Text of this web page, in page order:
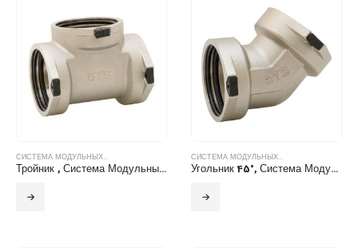
СИСТЕМА МОДУЛЬНЫХ...
Тройник , Система Модульных Фитингов БТС
СИСТЕМА МОДУЛЬНЫХ...
Угольник 45°, Система Модульных Фитингов БТС